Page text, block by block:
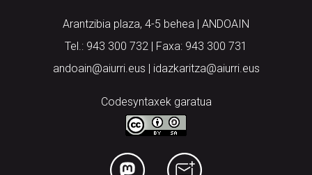
Arantzibia plaza, 4-5 behea | ANDOAIN
Tel.: 943 300 732 | Faxa: 943 300 731
andoain@aiurri.eus | idazkaritza@aiurri.eus
Codesyntaxek garatua